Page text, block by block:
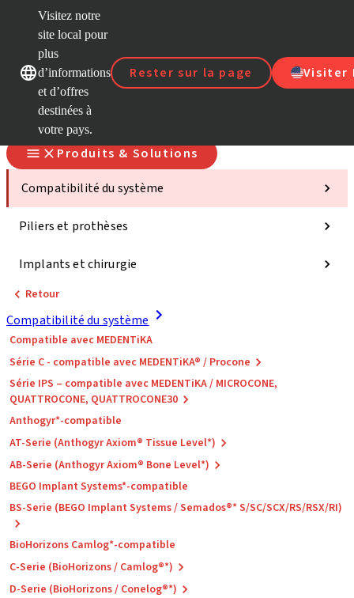
Visitez notre
site local pour
plus
d’informations
et d’offres
destinées à
votre pays.
Rester sur la page Visiter
Nos marquesNos marques
Produits & Solutions
Compatibilité du système
Piliers et prothèses
Implants et chirurgie
Retour
Compatibilité du système
Compatible avec MEDENTiKA
Série C - compatible avec MEDENTiKA® / Procone
Série IPS – compatible avec MEDENTiKA / MICROCONE,
QUATTROCONE, QUATTROCONE30
Anthogyr*-compatible
AT-Serie (Anthogyr Axiom® Tissue Level*)
AB-Serie (Anthogyr Axiom® Bone Level*)
BEGO Implant Systems*-compatible
BS-Serie (BEGO Implant Systems / Semados®* S/SC/SCX/RS/RSX/RI)
BioHorizons Camlog*-compatible
C-Serie (BioHorizons / Camlog®*)
D-Serie (BioHorizons / Conelog®*)